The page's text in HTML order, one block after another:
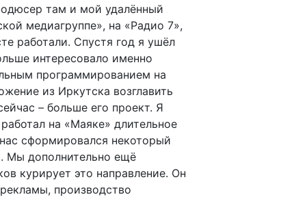
там и мой удалённый
медиагруппе», на «Радио 7»,
работали. Спустя год я ушёл
интересовало именно
программированием на
из Иркутска возглавить
– больше его проект. Я
на «Маяке» длительное
сформировался некоторый
Мы дополнительно ещё
курирует это направление. Он
производство